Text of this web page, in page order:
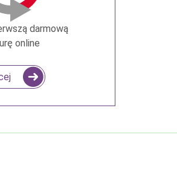
darmową
online